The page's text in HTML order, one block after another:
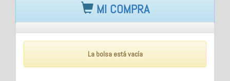
MI COMPRA
La bolsa está vacía